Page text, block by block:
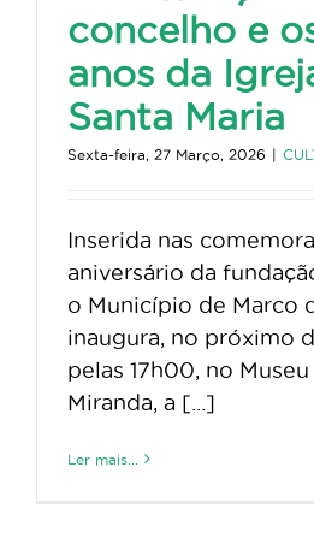
concelho e
anos da
Santa Maria
Sexta-feira, 27 Março, 2026 |
Inserida nas
aniversário da
o Município de Marco
inaugura, no próximo
pelas 17h00, no
Miranda, a [...]
Ler mais...